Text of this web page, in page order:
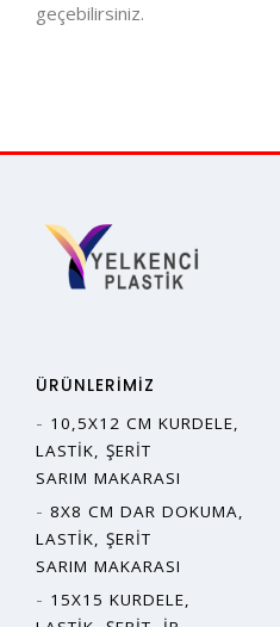
geçebilirsiniz.
ÜRÜNLERIMIZ
10,5X12 CM KURDELE,
LASTIK, ŞERIT
SARIM MAKARASI
8X8 CM DAR DOKUMA,
LASTIK, ŞERIT
SARIM MAKARASI
15X15 KURDELE,